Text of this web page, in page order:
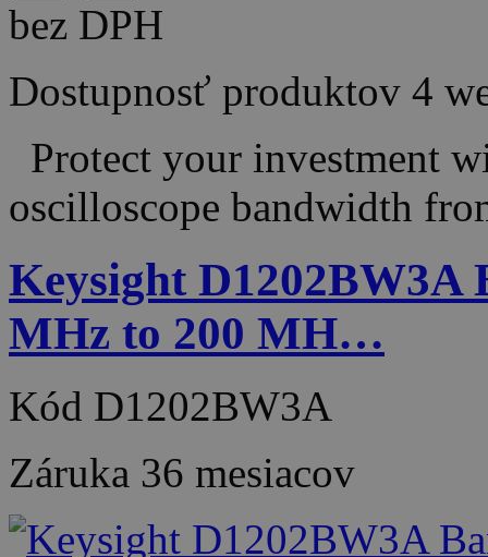
bez DPH
Dostupnosť produktov 4
Protect your investment
oscilloscope bandwidth
Keysight D1202BW3A
MHz to 200 MH…
Kód D1202BW3A
Záruka 36 mesiacov